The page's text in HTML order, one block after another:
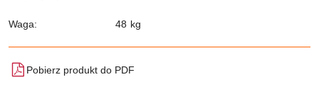
Waga: 48 kg
Pobierz produkt do PDF